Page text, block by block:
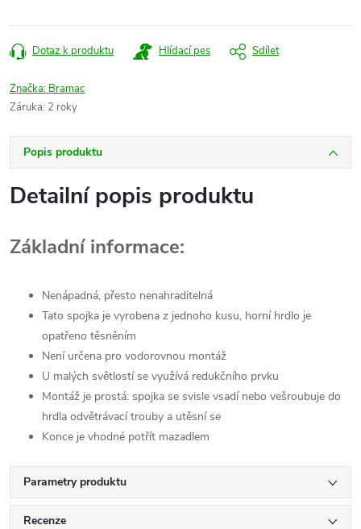
cena:
Dotaz k produktu Hlídací pes Sdílet
Značka: Bramac
Záruka: 2 roky
Popis produktu
Detailní popis produktu
Základní informace:
Nenápadná, přesto nenahraditelná
Tato spojka je vyrobena z jednoho kusu, horní hrdlo je
opatřeno těsněním
Není určena pro vodorovnou montáž
U malých světlostí se využívá redukčního prvku
Montáž je prostá: spojka se svisle vsadí nebo vešroubuje do
hrdla odvětrávací trouby a utěsní se
Konce je vhodné potřít mazadlem
Parametry produktu
Recenze